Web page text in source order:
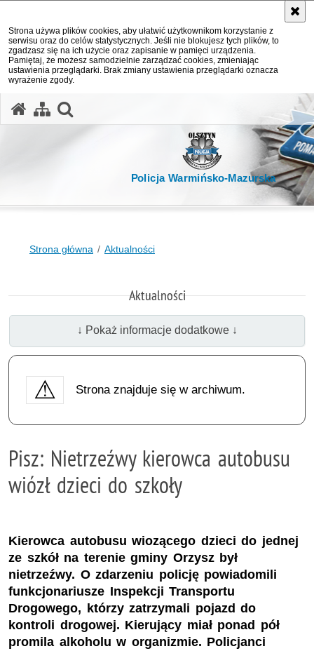
Strona używa plików cookies, aby ułatwić użytkownikom korzystanie z
serwisu oraz do celów statystycznych. Jeśli nie blokujesz tych plików, to
zgadzasz się na ich użycie oraz zapisanie w pamięci urządzenia.
Pamiętaj, że możesz samodzielnie zarządzać cookies, zmieniając
ustawienia przeglądarki. Brak zmiany ustawienia przeglądarki oznacza
wyrażenie zgody.
Policja Warmińsko-Mazurska
Strona główna Aktualności
Aktualności
↓ Pokaż informacje dodatkowe ↓
Strona znajduje się w archiwum.
Pisz: Nietrzeźwy kierowca autobusu
wiózł dzieci do szkoły
Kierowca autobusu wiozącego dzieci do jednej
ze szkół na terenie gminy Orzysz był
nietrzeźwy. O zdarzeniu policję powiadomili
funkcjonariusze Inspekcji Transportu
Drogowego, którzy zatrzymali pojazd do
kontroli drogowej. Kierujący miał ponad pół
promila alkoholu w organizmie. Policjanci